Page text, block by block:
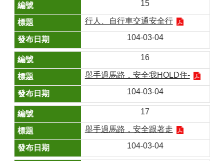
15
行人、自行車交通安全行
104-03-04
16
舉手過馬路，安全我HOLD住-
104-03-04
17
舉手過馬路，安全跟著走
104-03-04